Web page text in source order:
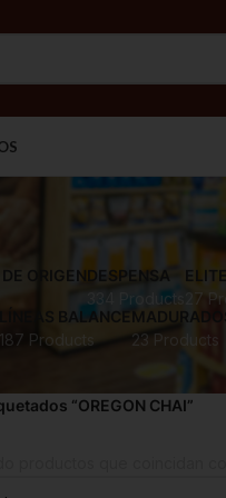
ORIGENDESPENSA
334 Products
27
LÍNEAS BALANCE
187 Products
23 Products
“OREGON CHAI”